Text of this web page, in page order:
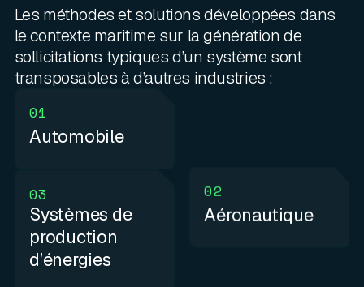
Les méthodes et solutions développées dans
le contexte maritime sur la génération de
sollicitations typiques d’un système sont
transposables à d’autres industries :
01
Automobile
02
Aéronautique
03
Systèmes de
production
d’énergies